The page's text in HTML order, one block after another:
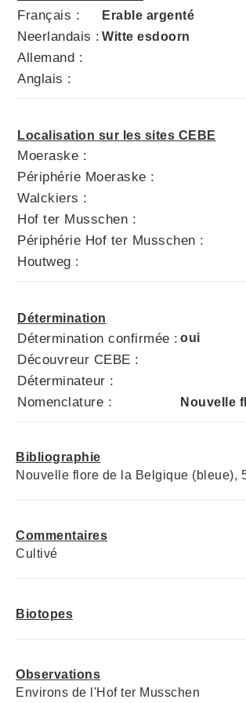
Français : Erable argenté
Neerlandais : Witte esdoorn
Allemand :
Anglais :
Localisation sur les sites CEBE
Moeraske :
Périphérie Moeraske :
Walckiers :
Hof ter Musschen :
Périphérie Hof ter Musschen :
Houtweg :
Détermination
Détermination confirmée : oui
Découvreur CEBE :
Déterminateur :
Nomenclature :
Nouvelle
Bibliographie
Nouvelle flore de la Belgique (bleue),
Commentaires
Cultivé
Biotopes
Observations
Environs de l'Hof ter Musschen